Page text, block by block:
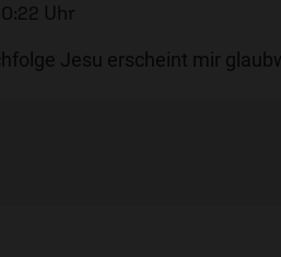
Uhr
Jesu erscheint mir